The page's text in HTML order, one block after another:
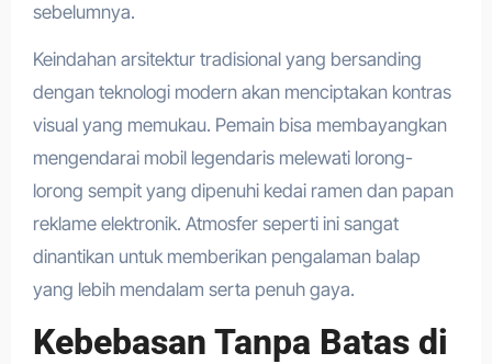
sebelumnya.
Keindahan arsitektur tradisional yang bersanding
dengan teknologi modern akan menciptakan kontras
visual yang memukau. Pemain bisa membayangkan
mengendarai mobil legendaris melewati lorong-
lorong sempit yang dipenuhi kedai ramen dan papan
reklame elektronik. Atmosfer seperti ini sangat
dinantikan untuk memberikan pengalaman balap
yang lebih mendalam serta penuh gaya.
Kebebasan Tanpa Batas di